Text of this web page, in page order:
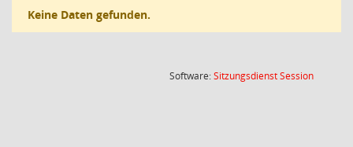
Keine Daten gefunden.
Software:SitzungsdienstSession(Wird in